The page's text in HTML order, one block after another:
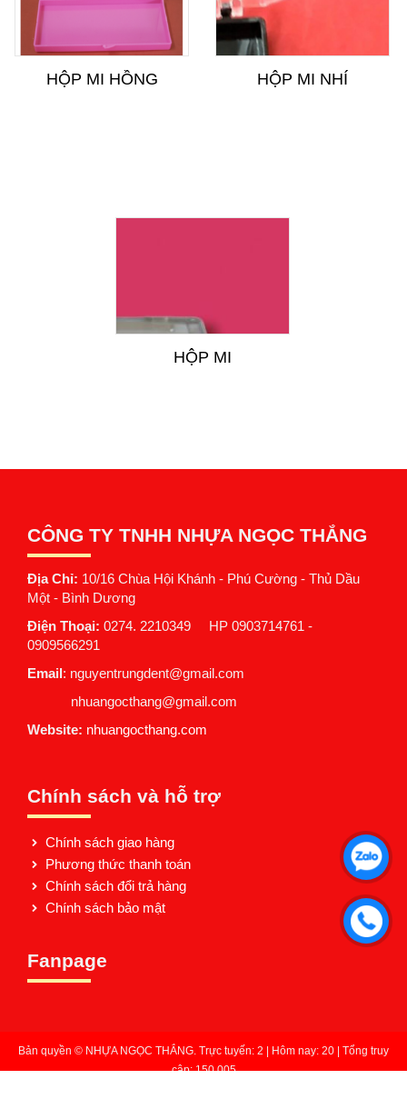
HỘP MI HỒNG HỘP MI NHÍ
HỘP MI
CÔNG TY TNHH NHỰA NGỌC THẮNG
Địa Chỉ: 10/16 Chùa Hội Khánh - Phú Cường - Thủ Dầu
Một - Bình Dương
Điện Thoại: 0274. 2210349 HP 0903714761 -
0909566291
Email: nguyentrungdent@gmail.com
nhuangocthang@gmail.com
Website: nhuangocthang.com
Chính sách và hỗ trợ
Chính sách giao hàng
Phương thức thanh toán
Chính sách đổi trả hàng
Chính sách bảo mật
Fanpage
Bản quyền © NHỰA NGỌC THẮNG. Trực tuyến: 2 | Hôm nay: 20 | Tổng truy
cập: 150,005